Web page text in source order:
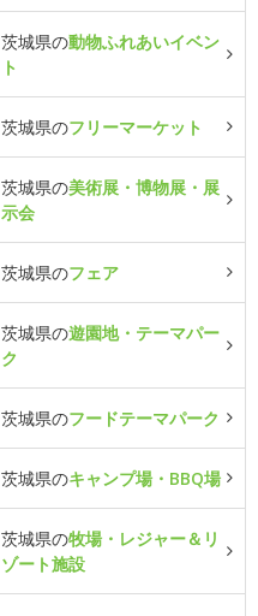
茨城県の動物ふれあいイベン
ト
茨城県のフリーマーケット
茨城県の美術展・博物展・展
示会
茨城県のフェア
茨城県の遊園地・テーマパー
ク
茨城県のフードテーマパーク
茨城県のキャンプ場・BBQ場
茨城県の牧場・レジャー＆リ
ゾート施設